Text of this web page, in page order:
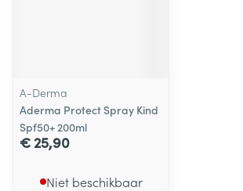
A-Derma
Aderma Protect Spray Kind
Spf50+ 200ml
€ 25,90
Niet beschikbaar